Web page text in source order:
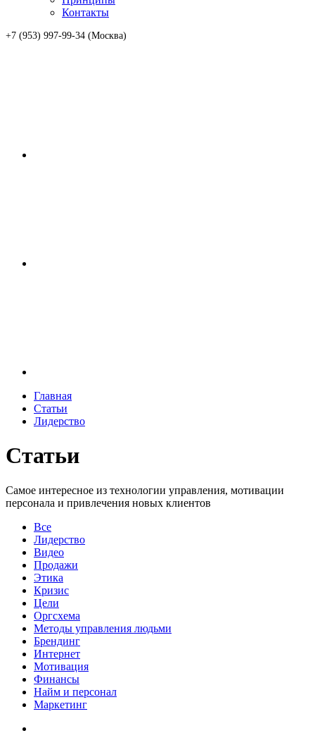
Контакты
+7 (953) 997-99-34 (Москва)
Главная
Статьи
Лидерство
Статьи
Самое интересное из технологии управления, мотивации
персонала и привлечения новых клиентов
Все
Лидерство
Видео
Продажи
Этика
Кризис
Цели
Оргсхема
Методы управления людьми
Брендинг
Интернет
Мотивация
Финансы
Найм и персонал
Маркетинг